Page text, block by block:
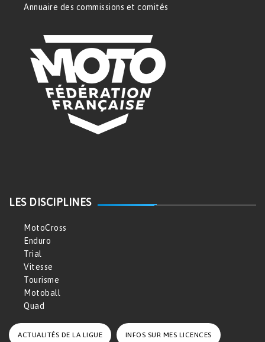
Annuaire des commissions et comités
LES DISCIPLINES
MotoCross
Enduro
Trial
Vitesse
Tourisme
Motoball
Quad
ACTUALITÉS DE LA LIGUE INFOS SUR MES LICENCES